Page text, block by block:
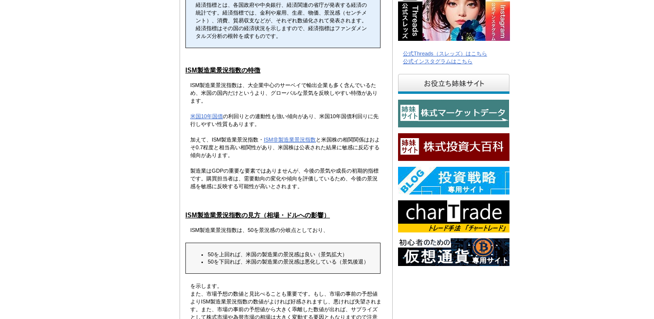
経済指標とは、各国政府や中央銀行、経済関連の省庁が発表する経済の
統計です。経済指標では、金利や雇用、生産、物価、景況感（センチメ
ント）、消費、貿易収支などが、それぞれ数値化されて発表されます。
経済指標はその国の経済状況を示しますので、経済指標はファンダメン
タルズ分析の根幹を成すものです。
ISM製造業景況指数の特徴
ISM製造業景況指数は、大企業中心のサーベイで輸出企業も多く含んでいるた
め、米国の国内だけというより、グローバルな景気を反映しやすい特徴があり
ます。
米国10年国債の利回りとの連動性も強い傾向があり、米国10年国債利回りに先
行しやすい性質もあります。
加えて、ISM製造業景況指数・ ISM非製造業景況指数と米国株の相関関係はおよ
そ0.7程度と相当高い相関性があり、米国株は公表された結果に敏感に反応する
傾向があります。
製造業はGDPの重要な要素ではありませんが、今後の景気や成長の初期的指標
です。購買担当者は、需要動向の変化や傾向を評価しているため、今後の景況
感を敏感に反映する可能性が高いとされます。
ISM製造業景況指数の見方（相場・ドルへの影響）
ISM製造業景況指数は、50を景況感の分岐点としており、
50を上回れば、米国の製造業の景況感は良い（景気拡大）
50を下回れば、米国の製造業の景況感は悪化している（景気後退）
を示します。
また、市場予想の数値と見比べることも重要です。もし、市場の事前の予想値
よりISM製造業景況指数の数値がよければ好感されますし、悪ければ失望されま
す。また、市場の事前の予想値から大きく乖離した数値が出れば、サプライズ
として株式市場や為替市場の相場は大きく変動する要因ともなりますので注意
公式Threads（スレッズ）はこちら
公式インスタグラムはこちら